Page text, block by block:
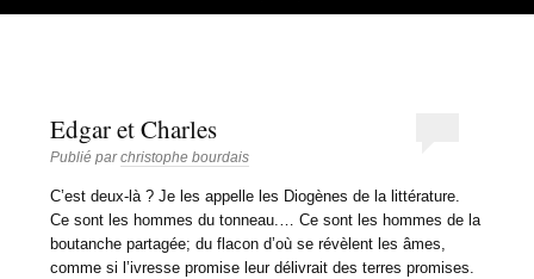
Edgar et Charles
Publié parchristophe bourdais
C’est deux-là ? Je les appelle les Diogènes de la littérature.
Ce sont les hommes du tonneau.… Ce sont les hommes de la
boutanche partagée; du flacon d’où se révèlent les âmes,
comme si l’ivresse promise leur délivrait des terres promises.